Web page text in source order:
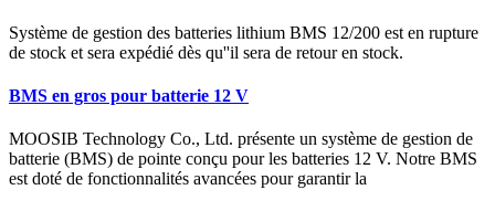
Système de gestion des batteries lithium BMS 12/200 est en rupture
de stock et sera expédié dès qu''il sera de retour en stock.
BMS en gros pour batterie 12 V
MOOSIB Technology Co., Ltd. présente un système de gestion de
batterie (BMS) de pointe conçu pour les batteries 12 V. Notre BMS
est doté de fonctionnalités avancées pour garantir la